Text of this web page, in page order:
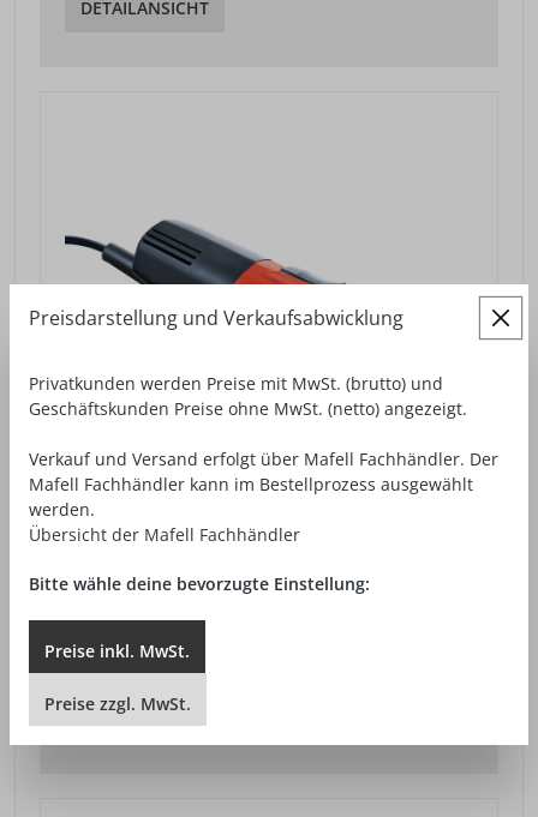
DETAILANSICHT
FRÄSMOTOR FM 1000 PV
Preise exkl. MwSt. zzgl. Versandkosten
DETAILANSICHT
Preisdarstellung und Verkaufsabwicklung
Privatkunden werden Preise mit MwSt. (brutto) und
Geschäftskunden Preise ohne MwSt. (netto) angezeigt.
Verkauf und Versand erfolgt über Mafell Fachhändler. Der
Mafell Fachhändler kann im Bestellprozess ausgewählt
werden.
Übersicht der Mafell Fachhändler
Bitte wähle deine bevorzugte Einstellung:
Preise inkl. MwSt.
Preise zzgl. MwSt.